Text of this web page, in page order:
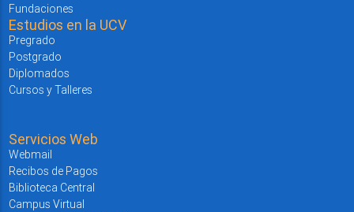
Fundaciones
Estudios en la UCV
Pregrado
Postgrado
Diplomados
Cursos y Talleres
Servicios Web
Webmail
Recibos de Pagos
Biblioteca Central
Campus Virtual